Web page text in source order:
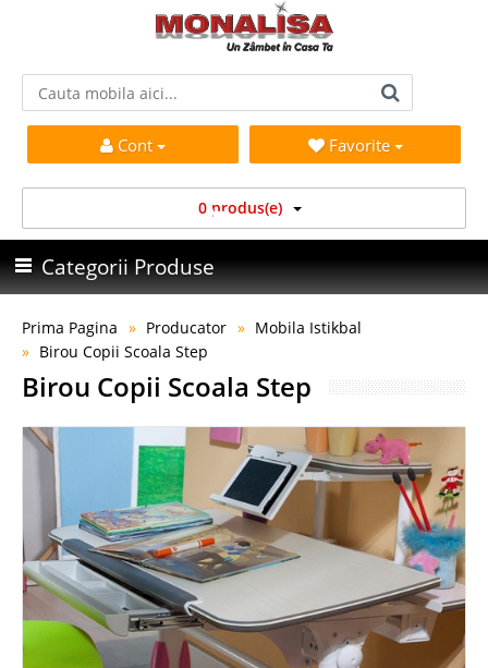
Cont Favorite
0 produs(e)
Categorii Produse
Prima Pagina Producator
Mobila Istikbal
Birou Copii Scoala Step
Birou Copii Scoala Step